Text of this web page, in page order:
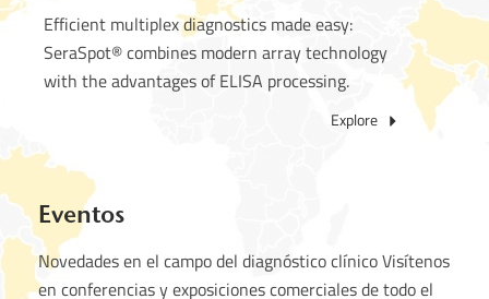
Efficient multiplex diagnostics made easy:
SeraSpot® combines modern array technology
with the advantages of ELISA processing.
Explore
Eventos
Novedades en el campo del diagnóstico clínico Visítenos
en conferencias y exposiciones comerciales de todo el